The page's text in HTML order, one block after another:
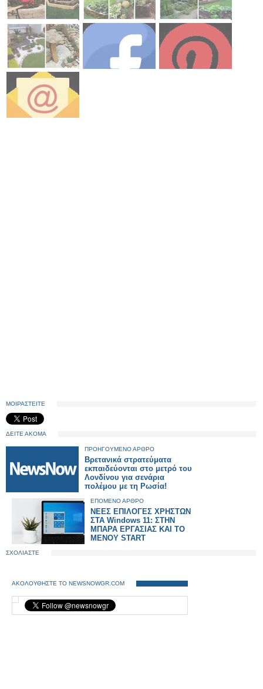
ΜΟΙΡΑΣΤΕΙΤΕ
ΔΕΙΤΕ ΑΚΟΜΑ
ΠΡΟΗΓΟΥΜΕΝΟ ΑΡΘΡΟ
Βρετανικά στρατεύματα
εκπαιδεύονται στο μετρό του
Λονδίνου για σενάρια
πολέμου με τη Ρωσία!
ΕΠΟΜΕΝΟ ΑΡΘΡΟ
ΝΕΕΣ ΕΠΙΛΟΓΕΣ ΧΡΗΣΤΩΝ
ΣΤΑ Windows 11: ΣΤΗΝ
ΜΠΑΡΑ ΕΡΓΑΣΙΑΣ ΚΑΙ ΤΟ
ΜΕΝΟΥ START
ΣΧΟΛΙΑΣΤΕ
ΑΚΟΛΟΥΘΗΣΤΕ ΤΟ NEWSNOWGR.COM